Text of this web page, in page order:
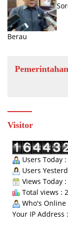
Berau
Pemerintahan
Visitor
Users Today
Users
Views Today
Total views :
Who's Online
Your IP Address